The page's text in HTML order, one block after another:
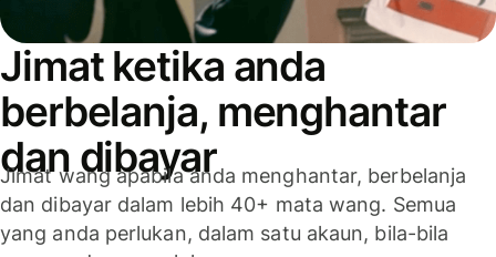
Jimat ketika anda
berbelanja, menghantar
dan dibayar
Jimat wang apabila anda menghantar, berbelanja
dan dibayar dalam lebih 40+ mata wang. Semua
yang anda perlukan, dalam satu akaun, bila-bila